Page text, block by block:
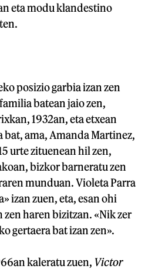
eta modu klandestino
posizio garbia izan zen
batean jaio zen,
1932an, eta etxean
bat, ama, Amanda Martinez,
urte zituenean hil zen,
bizkor barneratu zen
munduan. Violeta Parra
izan zuen, eta, esan ohi
zen haren bizitzan. «Nik zer
gertaera bat izan zen».
kaleratu zuen, Victor